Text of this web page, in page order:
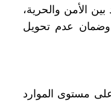
الأمن والحرية،
وضمان عدم تحويل
مستوى الموارد